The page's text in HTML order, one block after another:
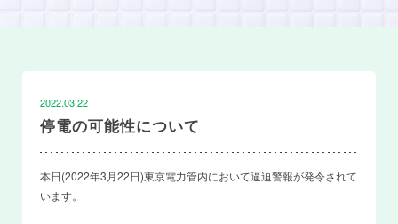
2022.03.22
停電の可能性について
本日(2022年3月22日)東京電力管内において逼迫警報が発令されて
います。